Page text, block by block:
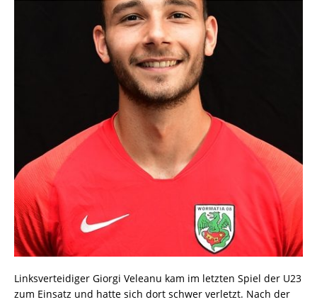
Linksverteidiger Giorgi Veleanu kam im letzten Spiel der U23
zum Einsatz und hatte sich dort schwer verletzt. Nach der